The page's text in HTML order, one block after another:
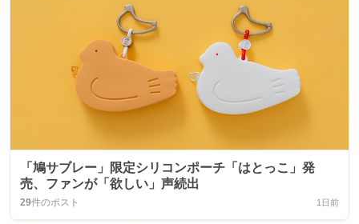
「鳩サブレー」限定シリコンポーチ「はとっこ」発
売、ファンが「欲しい」声続出
29件のポスト 1日前